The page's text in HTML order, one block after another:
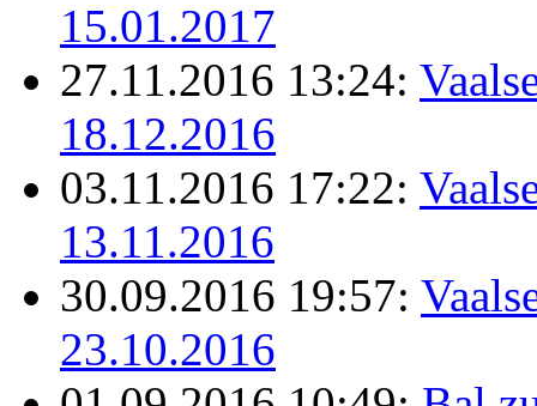
15.01.2017
27.11.2016 13:24:
18.12.2016
03.11.2016 17:22:
13.11.2016
30.09.2016 19:57:
23.10.2016